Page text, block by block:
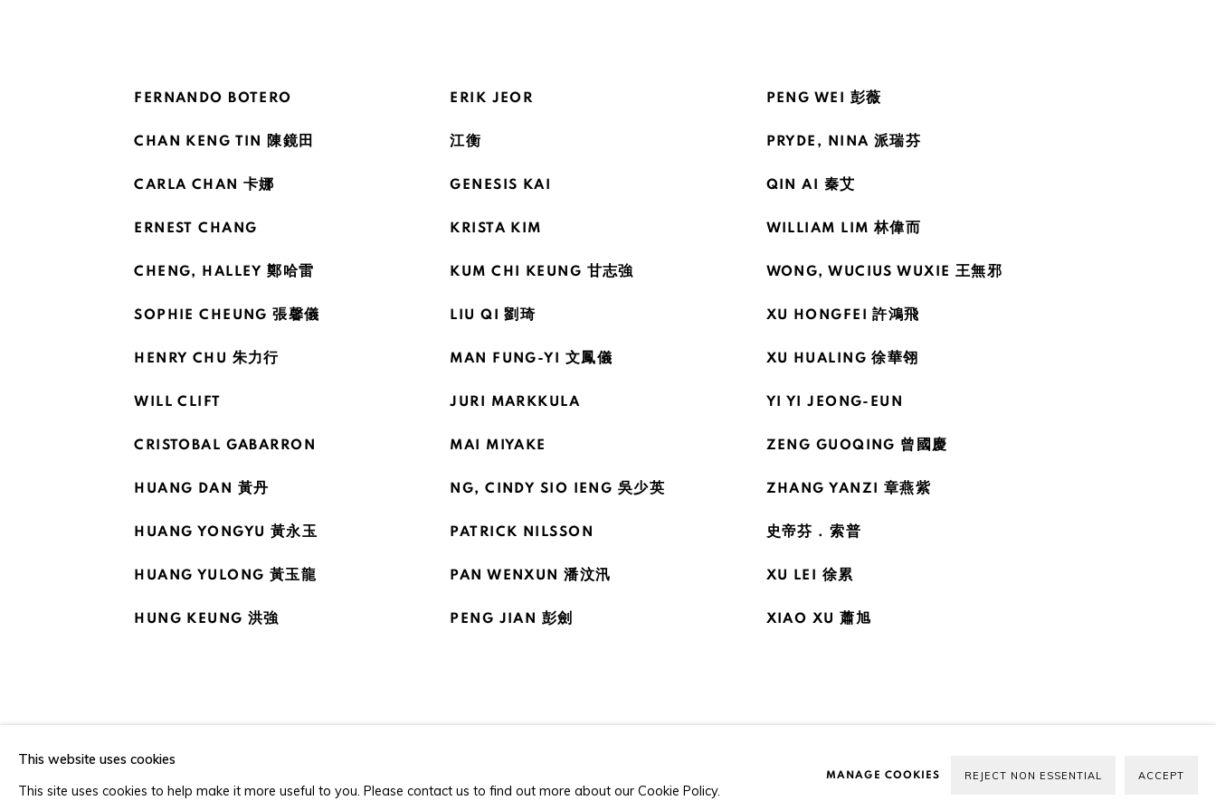
FERNANDO BOTERO
CHAN KENG TIN 陳鏡田
CARLA CHAN 卡娜
ERNEST CHANG
CHENG, HALLEY 鄭哈雷
SOPHIE CHEUNG 張馨儀
HENRY CHU 朱力行
WILL CLIFT
CRISTOBAL GABARRON
HUANG DAN 黃丹
HUANG YONGYU 黃永玉
HUANG YULONG 黃玉龍
HUNG KEUNG 洪強
ERIK JEOR
江衡
GENESIS KAI
KRISTA KIM
KUM CHI KEUNG 甘志強
LIU QI 劉琦
MAN FUNG-YI 文鳳儀
JURI MARKKULA
MAI MIYAKE
NG, CINDY SIO IENG 吳少英
PATRICK NILSSON
PAN WENXUN 潘汶汛
PENG JIAN 彭劍
PENG WEI 彭薇
PRYDE, NINA 派瑞芬
QIN AI 秦艾
WILLIAM LIM 林偉而
WONG, WUCIUS WUXIE 王無邪
XU HONGFEI 許鴻飛
XU HUALING 徐華翎
YI YI JEONG-EUN
ZENG GUOQING 曾國慶
ZHANG YANZI 章燕紫
史帝芬 . 索普
XU LEI 徐累
XIAO XU 蕭旭
This website uses cookies
This site uses cookies to help make it more useful to you. Please contact us to find out more about our Cookie Policy.
MANAGE COOKIES REJECT NON ESSENTIAL ACCEPT